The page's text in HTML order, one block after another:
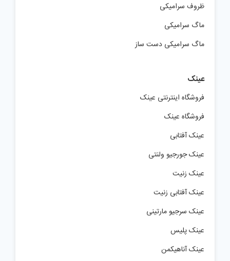
ظروف سرامیکی
ماگ سرامیکی
ماگ سرامیکی دست ساز
عینک
فروشگاه اینترنتی عینک
فروشگاه عینک
عینک آفتابی
عینک جورجیو ولنتی
عینک زنیت
عینک آفتابی زنیت
عینک سرجیو مارتینی
عینک پلیس
عینک آناهیکمن